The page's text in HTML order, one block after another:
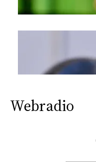
Webradio